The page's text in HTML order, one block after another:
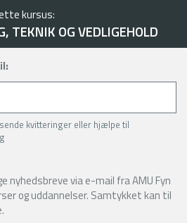
kursus:
TEKNIK OG VEDLIGEHOLD
kvitteringer eller hjælpe til
nyhedsbreve via e-mail fra AMU Fyn
og uddannelser. Samtykket kan til